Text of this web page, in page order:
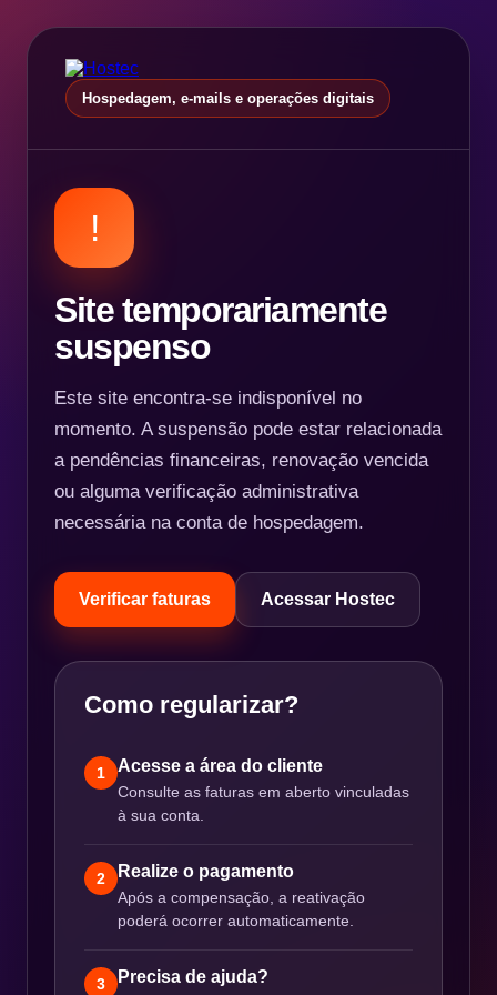
Hospedagem, e-mails e operações digitais
!
Site temporariamente
suspenso
Este site encontra-se indisponível no
momento. A suspensão pode estar relacionada
a pendências financeiras, renovação vencida
ou alguma verificação administrativa
necessária na conta de hospedagem.
Verificar faturas Acessar Hostec
Como regularizar?
1 Acesse a área do cliente
Consulte as faturas em aberto vinculadas
à sua conta.
2 Realize o pagamento
Após a compensação, a reativação
poderá ocorrer automaticamente.
3 Precisa de ajuda?